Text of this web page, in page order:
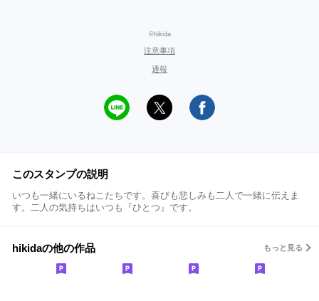
©hikida
注意事項
通報
このスタンプの説明
いつも一緒にいるねこたちです。喜びも悲しみも二人で一緒に伝えま
す。二人の気持ちはいつも『ひとつ』です。
hikidaの他の作品 もっと見る